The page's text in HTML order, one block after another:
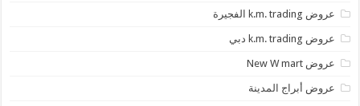
عروض k.m. trading الفجيرة
عروض k.m. trading دبي
عروض New W mart
عروض أبراج المدينة